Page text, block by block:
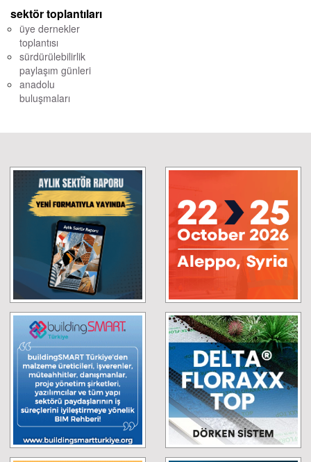
sektör toplantıları
üye dernekler
toplantısı
sürdürülebilirlik
paylaşım günleri
anadolu
buluşmaları